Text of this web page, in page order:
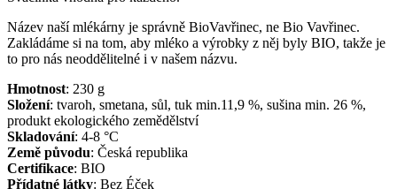
Název naší mlékárny je správně BioVavřinec, ne Bio Vavřinec.
Zakládáme si na tom, aby mléko a výrobky z něj byly BIO, takže je
to pro nás neoddělitelné i v našem názvu.
Hmotnost: 230 g
Složení: tvaroh, smetana, sůl, tuk min.11,9 %, sušina min. 26 %,
produkt ekologického zemědělství
Skladování: 4-8 °C
Země původu: Česká republika
Certifikace: BIO
Přídatné látky: Bez Éček